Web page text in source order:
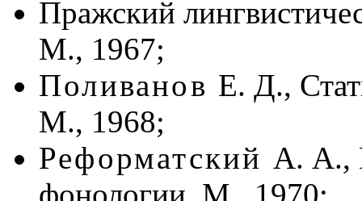
Пражский
М., 1967;
Поливанов Е. Д.,
М., 1968;
Реформатский А. А.,